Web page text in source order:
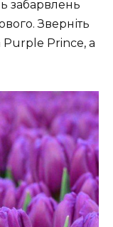
забарвлень
Зверніть
Purple Prince, а